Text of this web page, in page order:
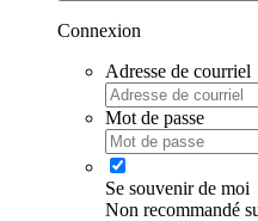
Connexion
Adresse de courriel
Mot de passe
Se souvenir de moi
Non recommandé